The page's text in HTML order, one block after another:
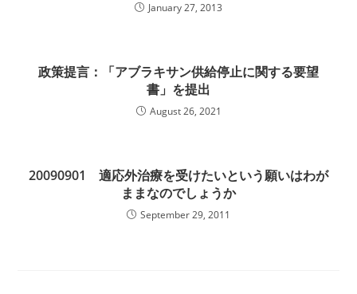
January 27, 2013
政策提言：「アブラキサン供給停止に関する要望
書」を提出
August 26, 2021
20090901 適応外治療を受けたいという願いはわが
ままなのでしょうか
September 29, 2011